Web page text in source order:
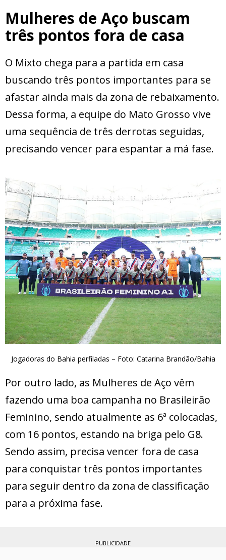
Mulheres de Aço buscam
três pontos fora de casa
O Mixto chega para a partida em casa
buscando três pontos importantes para se
afastar ainda mais da zona de rebaixamento.
Dessa forma, a equipe do Mato Grosso vive
uma sequência de três derrotas seguidas,
precisando vencer para espantar a má fase.
Jogadoras do Bahia perfiladas – Foto: Catarina Brandão/Bahia
Por outro lado, as Mulheres de Aço vêm
fazendo uma boa campanha no Brasileirão
Feminino, sendo atualmente as 6ª colocadas,
com 16 pontos, estando na briga pelo G8.
Sendo assim, precisa vencer fora de casa
para conquistar três pontos importantes
para seguir dentro da zona de classificação
para a próxima fase.
PUBLICIDADE